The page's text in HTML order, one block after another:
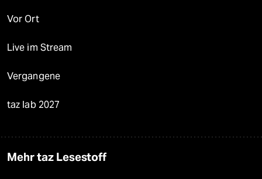
Vor Ort
Live im Stream
Vergangene
taz lab 2027
Mehr taz Lesestoff